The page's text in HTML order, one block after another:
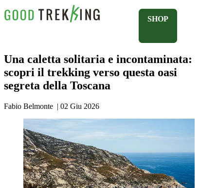
SHOP
Una caletta solitaria e incontaminata:
scopri il trekking verso questa oasi
segreta della Toscana
Fabio Belmonte | 02 Giu 2026